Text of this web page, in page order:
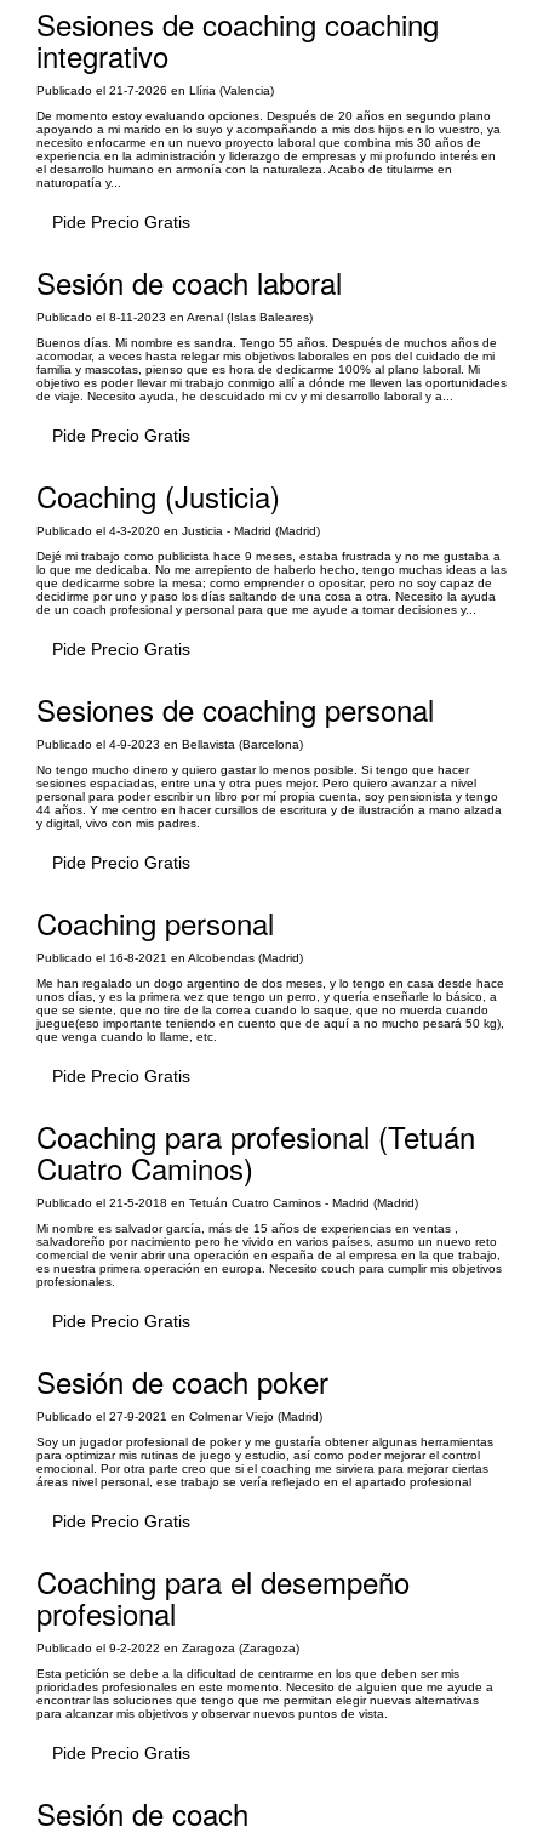
Sesiones de coaching coaching
integrativo
Publicado el 21-7-2026 en Llíria (Valencia)
De momento estoy evaluando opciones. Después de 20 años en segundo plano
apoyando a mi marido en lo suyo y acompañando a mis dos hijos en lo vuestro, ya
necesito enfocarme en un nuevo proyecto laboral que combina mis 30 años de
experiencia en la administración y liderazgo de empresas y mi profundo interés en
el desarrollo humano en armonía con la naturaleza. Acabo de titularme en
naturopatía y...
Pide Precio Gratis
Sesión de coach laboral
Publicado el 8-11-2023 en Arenal (Islas Baleares)
Buenos días. Mi nombre es sandra. Tengo 55 años. Después de muchos años de
acomodar, a veces hasta relegar mis objetivos laborales en pos del cuidado de mi
familia y mascotas, pienso que es hora de dedicarme 100% al plano laboral. Mi
objetivo es poder llevar mi trabajo conmigo allí a dónde me lleven las oportunidades
de viaje. Necesito ayuda, he descuidado mi cv y mi desarrollo laboral y a...
Pide Precio Gratis
Coaching (Justicia)
Publicado el 4-3-2020 en Justicia - Madrid (Madrid)
Dejé mi trabajo como publicista hace 9 meses, estaba frustrada y no me gustaba a
lo que me dedicaba. No me arrepiento de haberlo hecho, tengo muchas ideas a las
que dedicarme sobre la mesa; como emprender o opositar, pero no soy capaz de
decidirme por uno y paso los días saltando de una cosa a otra. Necesito la ayuda
de un coach profesional y personal para que me ayude a tomar decisiones y...
Pide Precio Gratis
Sesiones de coaching personal
Publicado el 4-9-2023 en Bellavista (Barcelona)
No tengo mucho dinero y quiero gastar lo menos posible. Si tengo que hacer
sesiones espaciadas, entre una y otra pues mejor. Pero quiero avanzar a nivel
personal para poder escribir un libro por mí propia cuenta, soy pensionista y tengo
44 años. Y me centro en hacer cursillos de escritura y de ilustración a mano alzada
y digital, vivo con mis padres.
Pide Precio Gratis
Coaching personal
Publicado el 16-8-2021 en Alcobendas (Madrid)
Me han regalado un dogo argentino de dos meses, y lo tengo en casa desde hace
unos días, y es la primera vez que tengo un perro, y quería enseñarle lo básico, a
que se siente, que no tire de la correa cuando lo saque, que no muerda cuando
juegue(eso importante teniendo en cuento que de aquí a no mucho pesará 50 kg),
que venga cuando lo llame, etc.
Pide Precio Gratis
Coaching para profesional (Tetuán
Cuatro Caminos)
Publicado el 21-5-2018 en Tetuán Cuatro Caminos - Madrid (Madrid)
Mi nombre es salvador garcía, más de 15 años de experiencias en ventas ,
salvadoreño por nacimiento pero he vivido en varios países, asumo un nuevo reto
comercial de venir abrir una operación en españa de al empresa en la que trabajo,
es nuestra primera operación en europa. Necesito couch para cumplir mis objetivos
profesionales.
Pide Precio Gratis
Sesión de coach poker
Publicado el 27-9-2021 en Colmenar Viejo (Madrid)
Soy un jugador profesional de poker y me gustaría obtener algunas herramientas
para optimizar mis rutinas de juego y estudio, así como poder mejorar el control
emocional. Por otra parte creo que si el coaching me sirviera para mejorar ciertas
áreas nivel personal, ese trabajo se vería reflejado en el apartado profesional
Pide Precio Gratis
Coaching para el desempeño
profesional
Publicado el 9-2-2022 en Zaragoza (Zaragoza)
Esta petición se debe a la dificultad de centrarme en los que deben ser mis
prioridades profesionales en este momento. Necesito de alguien que me ayude a
encontrar las soluciones que tengo que me permitan elegir nuevas alternativas
para alcanzar mis objetivos y observar nuevos puntos de vista.
Pide Precio Gratis
Sesión de coach